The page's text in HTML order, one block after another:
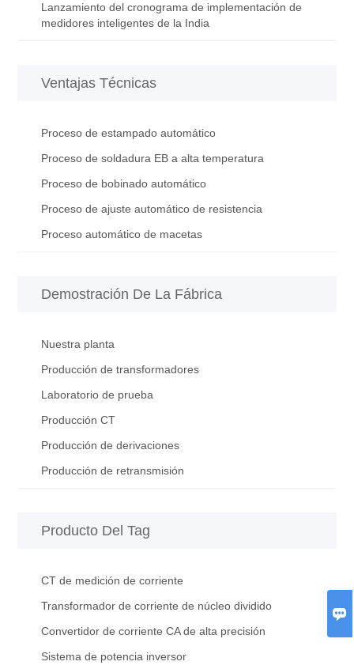

Lanzamiento del cronograma de implementación de
medidores inteligentes de la India
Ventajas Técnicas
Proceso de estampado automático
Proceso de soldadura EB a alta temperatura
Proceso de bobinado automático
Proceso de ajuste automático de resistencia
Proceso automático de macetas
Demostración De La Fábrica
Nuestra planta
Producción de transformadores
Laboratorio de prueba
Producción CT
Producción de derivaciones
Producción de retransmisión
Producto Del Tag
CT de medición de corriente
Transformador de corriente de núcleo dividido
Convertidor de corriente CA de alta precisión
Sistema de potencia inversor